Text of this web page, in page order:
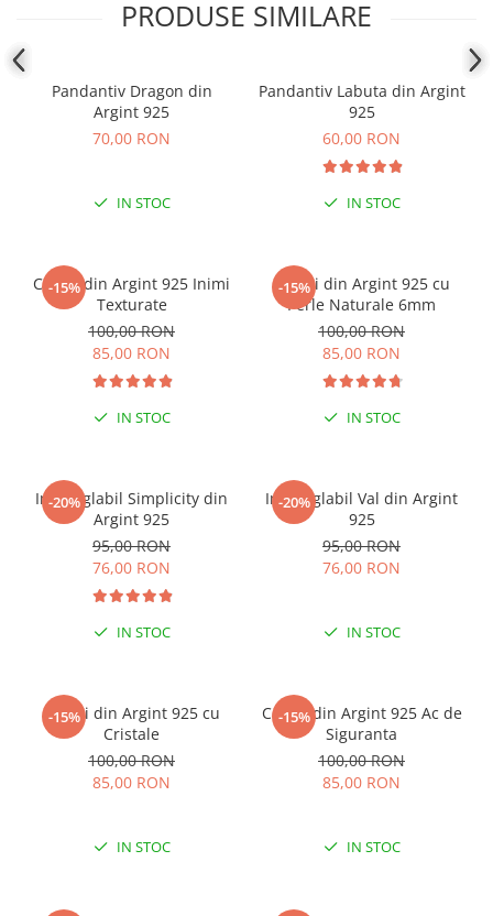
Coliere cu mărgele colorate și
Argint
Coliere cu pietre semiprețioase
PRODUSE SIMILARE
Pandantiv Dragon din
Argint 925
70,00 RON
IN STOC
Pandantiv Labuta din Argint
925
60,00 RON
IN STOC
-15%
Cercei din Argint 925 Inimi
Texturate
100,00 RON
85,00 RON
IN STOC
-15%
Cercei din Argint 925 cu
Perle Naturale 6mm
100,00 RON
85,00 RON
IN STOC
-20%
Inel reglabil Simplicity din
Argint 925
95,00 RON
76,00 RON
IN STOC
-20%
Inel reglabil Val din Argint
925
95,00 RON
76,00 RON
IN STOC
-15%
Cercei din Argint 925 cu
Cristale
100,00 RON
85,00 RON
IN STOC
-15%
Cercei din Argint 925 Ac de
Siguranta
100,00 RON
85,00 RON
IN STOC